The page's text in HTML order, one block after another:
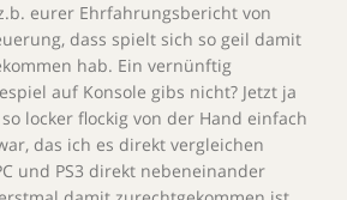
eurer Ehrfahrungsbericht von
dass spielt sich so geil damit
hab. Ein vernünftig
auf Konsole gibs nicht? Jetzt ja
locker flockig von der Hand einfach
das ich es direkt vergleichen
und PS3 direkt nebeneinander